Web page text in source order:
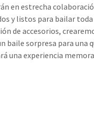
en estrecha
y listos para bailar toda
de accesorios,
baile sorpresa para una
una experiencia